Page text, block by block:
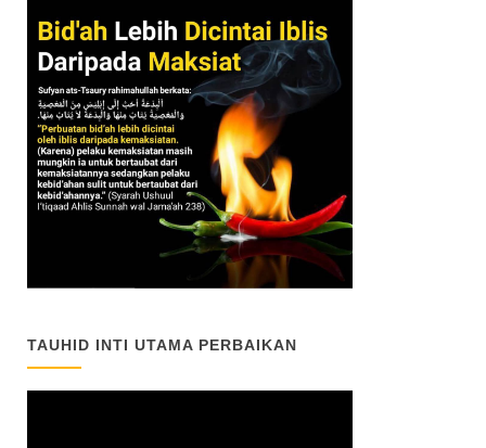
TAUHID INTI UTAMA PERBAIKAN